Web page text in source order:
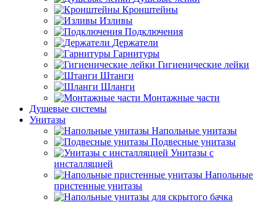
Кронштейны
Изливы
Подключения
Держатели
Гарнитуры
Гигиенические лейки
Штанги
Шланги
Монтажные части
Душевые системы
Унитазы
Напольные унитазы
Подвесные унитазы
Унитазы с
инсталляцией
Напольные
пристенные унитазы